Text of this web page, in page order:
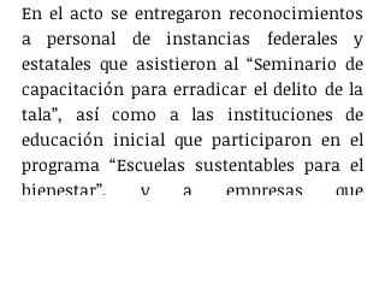
En el acto se entregaron reconocimientos
a personal de instancias federales y
estatales que asistieron al “Seminario de
capacitación para erradicar el delito de la
tala”, así como a las instituciones de
educación inicial que participaron en el
programa “Escuelas sustentables para el
bienestar”, y a empresas que